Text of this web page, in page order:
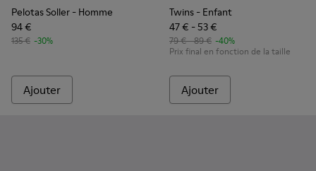
Pelotas Soller - Homme
94 €
135 € -30%
Ajouter
Twins - Enfant
47 € - 53 €
79 € - 89 € -40%
Prix final en fonction de la taille
Ajouter